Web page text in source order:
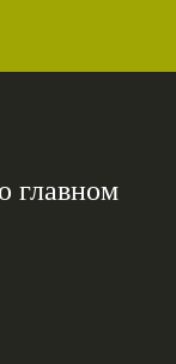
главном